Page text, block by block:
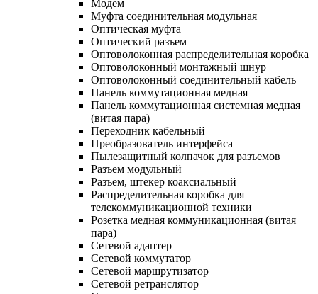
Модем
Муфта соединительная модульная
Оптическая муфта
Оптический разъем
Оптоволоконная распределительная коробка
Оптоволоконный монтажный шнур
Оптоволоконный соединительный кабель
Панель коммутационная медная
Панель коммутационная системная медная
(витая пара)
Переходник кабельный
Преобразователь интерфейса
Пылезащитный колпачок для разъемов
Разъем модульный
Разъем, штекер коаксиальный
Распределительная коробка для
телекоммуникационной техники
Розетка медная коммуникационная (витая
пара)
Сетевой адаптер
Сетевой коммутатор
Сетевой маршрутизатор
Сетевой ретранслятор